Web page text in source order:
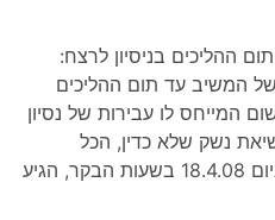
ההליכים בניסיון לרצח:
של המשיב עד תום ההליכים
המייחס לו עבירות של נסיון
נשק שלא כדין, הכל